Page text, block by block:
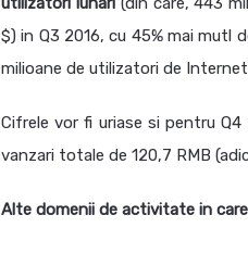
$) in Q3 2016, cu 45% mai mutl
milioane de utilizatori de
Cifrele vor fi uriase si pentru
vanzari totale de 120,7 RMB
Alte domenii de activitate in